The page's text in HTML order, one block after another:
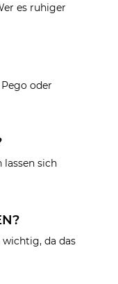
es ruhiger
oder
lassen sich
da das